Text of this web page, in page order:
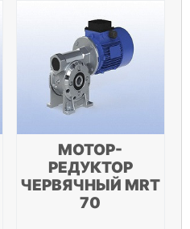
МОТОР-
РЕДУКТОР
ЧЕРВЯЧНЫЙ MRT
70